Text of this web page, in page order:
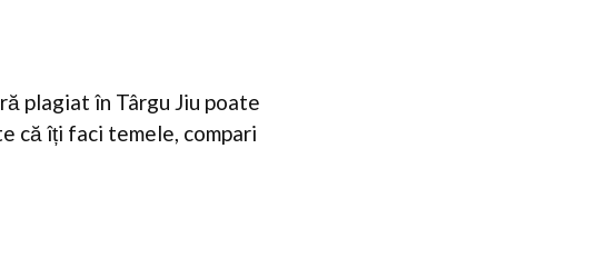
plagiat în Târgu Jiu poate
că îți faci temele, compari